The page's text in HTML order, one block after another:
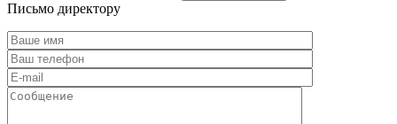
Письмо директору